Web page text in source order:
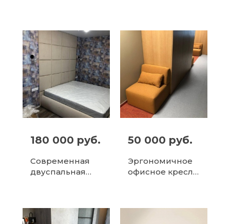
180 000 руб.
Современная
двуспальная
50 000 руб.
Эргономичное
офисное кресло